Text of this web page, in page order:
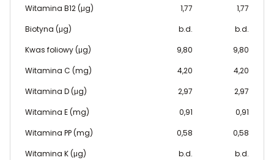
Witamina B12 (μg)
1,77
1,77
Biotyna (μg)
b.d.
b.d.
Kwas foliowy (μg)
9,80
9,80
Witamina C (mg)
4,20
4,20
Witamina D (μg)
2,97
2,97
Witamina E (mg)
0,91
0,91
Witamina PP (mg)
0,58
0,58
Witamina K (μg)
b.d. b.d.